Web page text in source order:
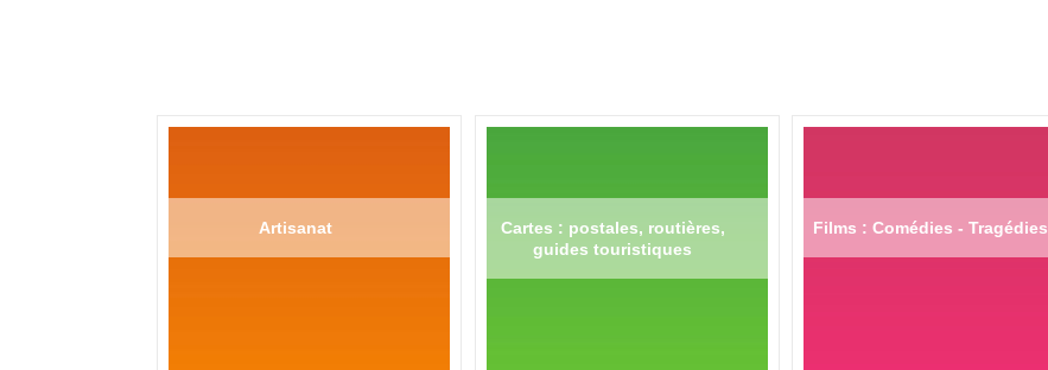
Artisanat
Cartes : postales, routières,
guides touristiques
Films : Comédies - Tragédies